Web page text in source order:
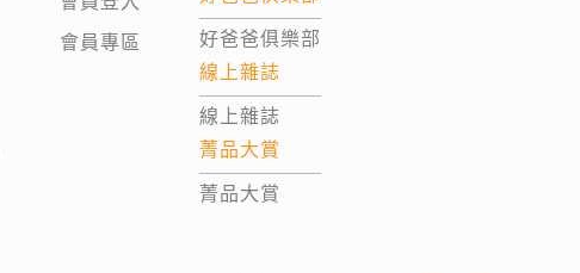
會員專區
好爸爸俱樂部
線上雜誌
線上雜誌
菁品大賞
菁品大賞